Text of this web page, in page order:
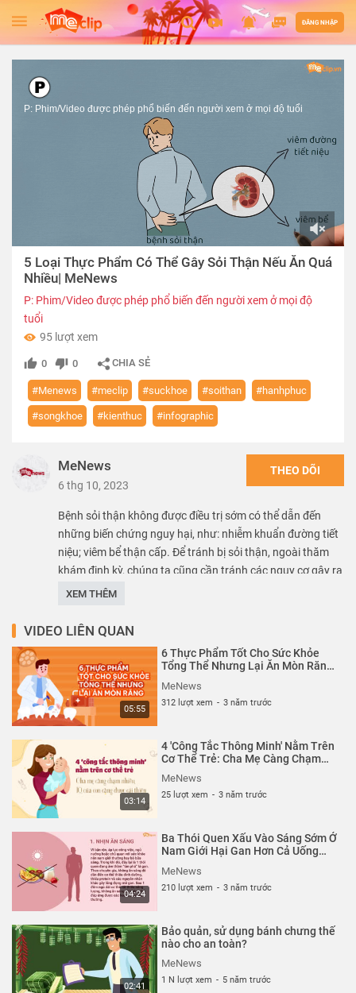
ĐĂNG NHẬP
04:16
P: Phim/Video được phép phổ biến đến người xem ở mọi độ tuổi
5 Loại Thực Phẩm Có Thể Gây Sỏi Thận Nếu Ăn Quá
Nhiều| MeNews
P: Phim/Video được phép phổ biến đến người xem ở mọi độ
tuổi
95 lượt xem
0 0 CHIA SẺ
#Menews #meclip #suckhoe #soithan #hanhphuc
#songkhoe #kienthuc #infographic
MeNews
6 thg 10, 2023
THEO DÕI
Bệnh sỏi thận không được điều trị sớm có thể dẫn đến
những biến chứng nguy hại, như: nhiễm khuẩn đường tiết
niệu; viêm bể thận cấp. Để tránh bị sỏi thận, ngoài thăm
khám định kỳ, chúng ta cũng cần tránh các nguy cơ gây ra
căn bệnh này, đặc biệt là tránh các thực phẩm là nguyên
#MeNews: Kênh cung cấp những video tuyệt vời nhất
thuộc nhiều lĩnh vực, từ du lịch, tử vi, làm đẹp đến khoa
học giáo dục,... Đặc biệt MeNews có nhiều video dạng
một cách trực quan và ít mất thời gian nhất.
Thể loại :GIA ĐÌNH ẨM THỰC
XEM THÊM
VIDEO LIÊN QUAN
05:55
6 Thực Phẩm Tốt Cho Sức Khỏe
Tổng Thể Nhưng Lại Ăn Mòn Răng|
MeNews
312 lượt xem - 3 năm trước
03:14
4 'Công Tắc Thông Minh' Nằm Trên
Cơ Thể Trẻ: Cha Mẹ Càng Chạm
Thiện| MeNews
MeNews
25 lượt xem - 3 năm trước
04:24
Ba Thói Quen Xấu Vào Sáng Sớm Ở
Nam Giới Hại Gan Hơn Cả Uống
MeNews
210 lượt xem - 3 năm trước
02:41
Bảo quản, sử dụng bánh chưng thế
nào cho an toàn?
MeNews
1 N lượt xem - 5 năm trước